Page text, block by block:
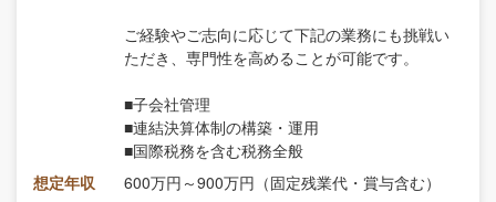
ご経験やご志向に応じて下記の業務にも挑戦い
ただき、専門性を高めることが可能です。
■子会社管理
■連結決算体制の構築・運用
■国際税務を含む税務全般
想定年収
600万円～900万円（固定残業代・賞与含む）